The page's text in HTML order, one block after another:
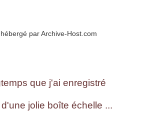
que j'ai enregistré
jolie boîte échelle ...